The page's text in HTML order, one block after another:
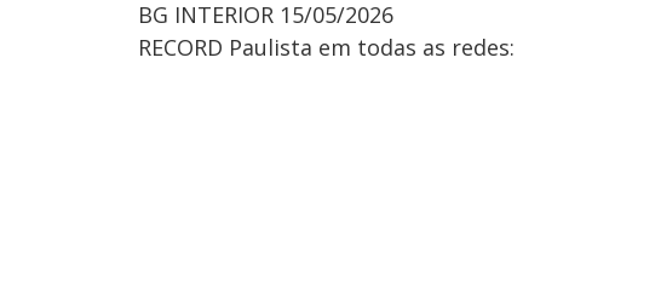
BG INTERIOR 15/05/2026
RECORD Paulista em todas as redes: